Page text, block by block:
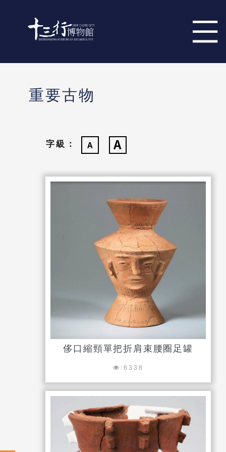
重要古物
字級：
侈口縮頸單把折肩束腰圈足罐
:6338